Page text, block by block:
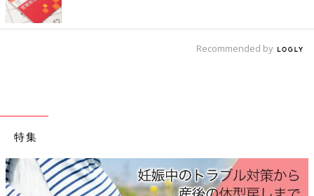
ダイソーで買える大人気の粘土遊びグッズをご
紹介します。 ※粘土で遊ぶ際は、対象年齢を確
指先を使ったり考えたりできるのは嬉しいですよね。パズルや知
があります。あらかじめご了承ください。
ます。
●記事内の価格はすべて税込み、2023年4月時点のものです。
Recommended by
特集